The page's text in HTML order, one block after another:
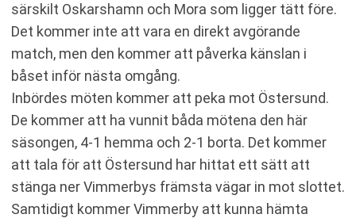
särskilt Oskarshamn och Mora som ligger tätt före.
Det kommer inte att vara en direkt avgörande
match, men den kommer att påverka känslan i
båset inför nästa omgång.
Inbördes möten kommer att peka mot Östersund.
De kommer att ha vunnit båda mötena den här
säsongen, 4-1 hemma och 2-1 borta. Det kommer
att tala för att Östersund har hittat ett sätt att
stänga ner Vimmerbys främsta vägar in mot slottet.
Samtidigt kommer Vimmerby att kunna hämta